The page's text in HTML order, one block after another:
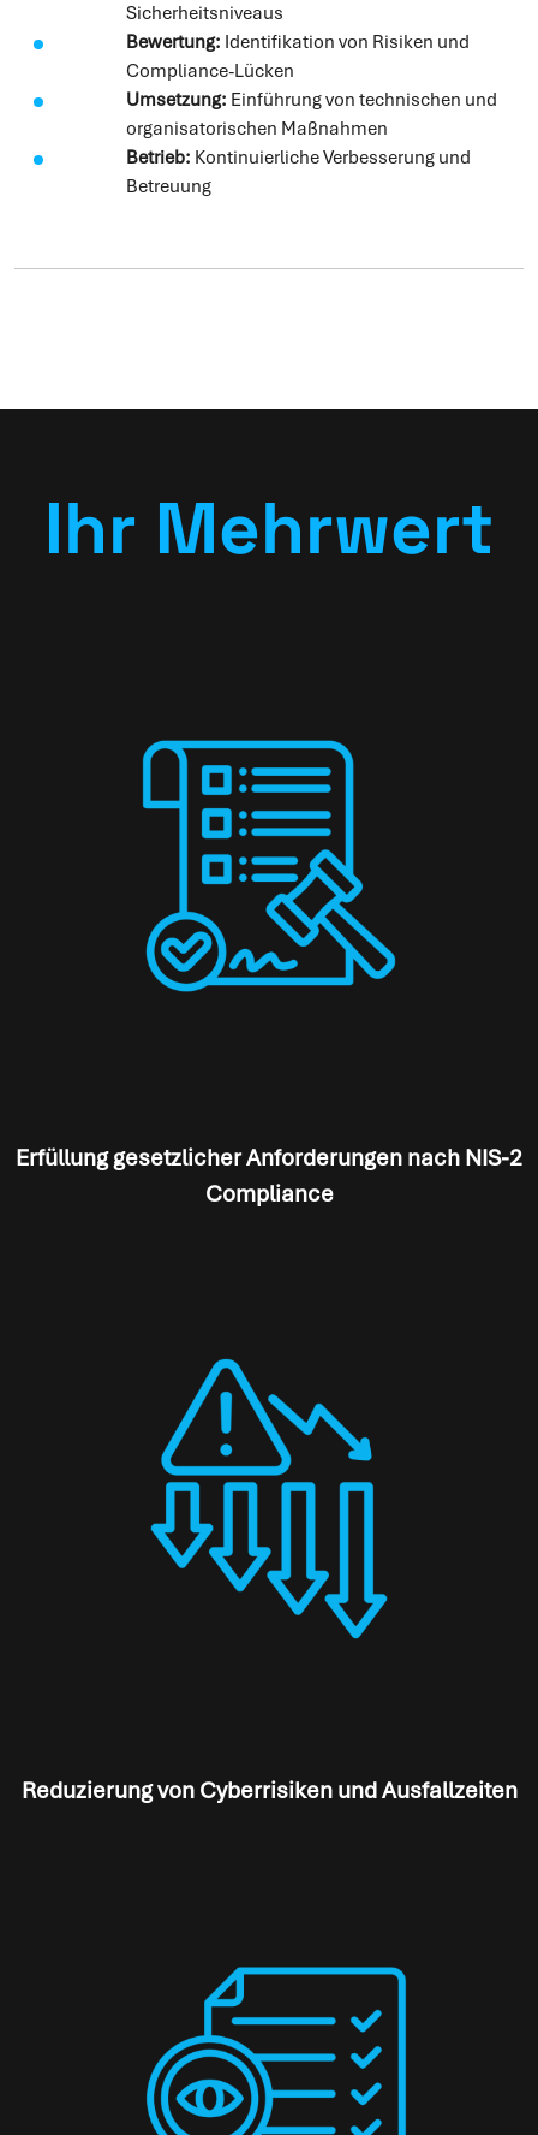
Sicherheitsniveaus
Bewertung: Identifikation von Risiken und
Compliance-Lücken
Umsetzung: Einführung von technischen und
organisatorischen Maßnahmen
Betrieb: Kontinuierliche Verbesserung und
Betreuung
Ihr Mehrwert
Erfüllung gesetzlicher Anforderungen nach NIS-2
Compliance
Reduzierung von Cyberrisiken und Ausfallzeiten